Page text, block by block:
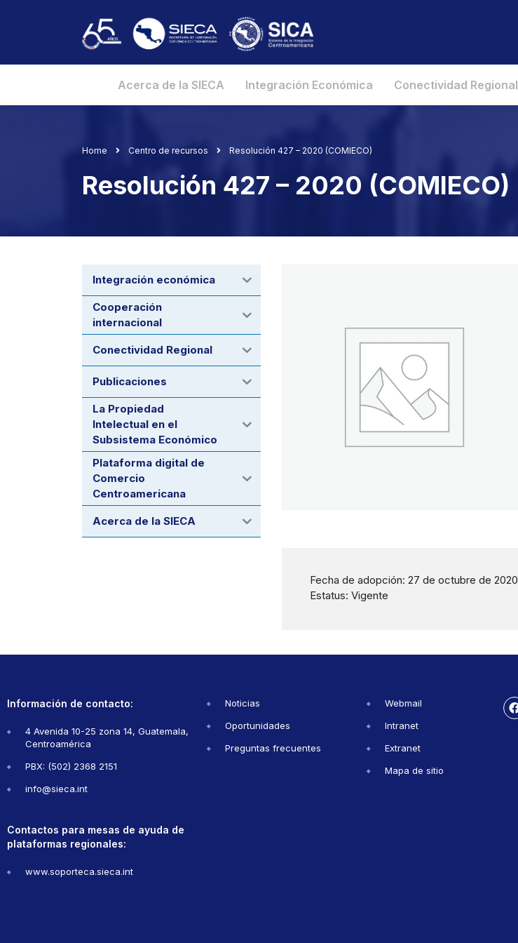
Acerca de la SIECA Integración Económica Conectividad Regional
Home Centro de recursos Resolución 427 – 2020 (COMIECO)
Resolución 427 – 2020 (COMIECO)
Fecha de adopción: 27 de octubre de 2020
Estatus: Vigente
Integración económica
Cooperación
internacional
Conectividad Regional
Publicaciones
La Propiedad
Intelectual en el
Subsistema Económico
Plataforma digital de
Comercio
Centroamericana
Acerca de la SIECA
Información de contacto:
4 Avenida 10-25 zona 14, Guatemala,
Centroamérica
PBX: (502) 2368 2151
info@sieca.int
Contactos para mesas de ayuda de
plataformas regionales:
www.soporteca.sieca.int
Noticias
Oportunidades
Preguntas frecuentes
Webmail
Intranet
Extranet
Mapa de sitio